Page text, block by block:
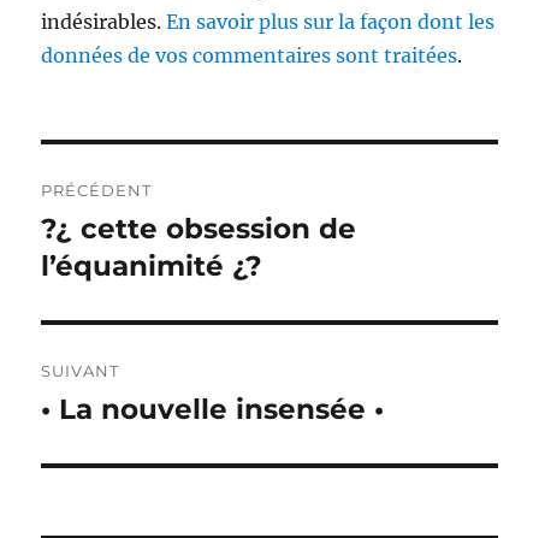
indésirables.En savoir plus sur la façon dont les
données de vos commentaires sont traitées.
de
l’article
PRÉCÉDENT
Publication
précédente :
?¿ cette obsession de
l’équanimité ¿?
SUIVANT
Publication
• La nouvelle insensée •